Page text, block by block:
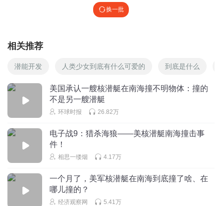
铀不一样。9000多吨排水量的核潜艇一旦在水下发生核泄
不光是某一海域。核燃料半衰期很长，一旦污染海水、水生
植物、海洋动物等，污染将会由点向面进行扩展，并随着洋
流在全球范围内构成重大影响。”
换一批
相关推荐
潜能开发 人类少女到底有什么可爱的 到底是什么
美国承认一艘核潜艇在南海撞不明物体：撞的
不是另一艘潜艇
环球时报 26.82万
电子战9：猎杀海狼——美核潜艇南海撞击事
件！
相思一缕烟 4.17万
一个月了，美军核潜艇在南海到底撞了啥、在
哪儿撞的？
经济观察网 5.41万